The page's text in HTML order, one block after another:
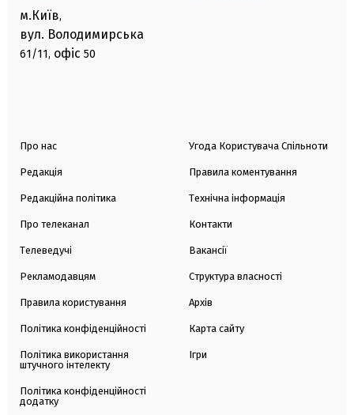
м.Київ,
вул. Володимирська
61/11, офіс 50
Про нас
Редакція
Редакційна політика
Про телеканал
Телеведучі
Рекламодавцям
Правила користування
Політика конфіденційності
Політика використання
штучного інтелекту
Політика конфіденційності
додатку
Угода Користувача Спільноти
Правила коментування
Технічна інформація
Контакти
Вакансії
Структура власності
Архів
Карта сайту
Ігри